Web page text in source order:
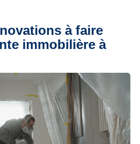
à faire
immobilière à